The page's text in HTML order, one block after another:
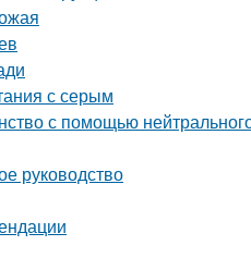
с серым
с помощью
руководство